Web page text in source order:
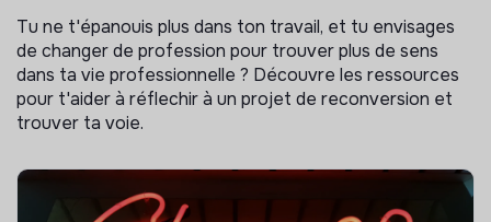
Tu ne t'épanouis plus dans ton travail, et tu envisages
de changer de profession pour trouver plus de sens
dans ta vie professionnelle ? Découvre les ressources
pour t'aider à réflechir à un projet de reconversion et
trouver ta voie.